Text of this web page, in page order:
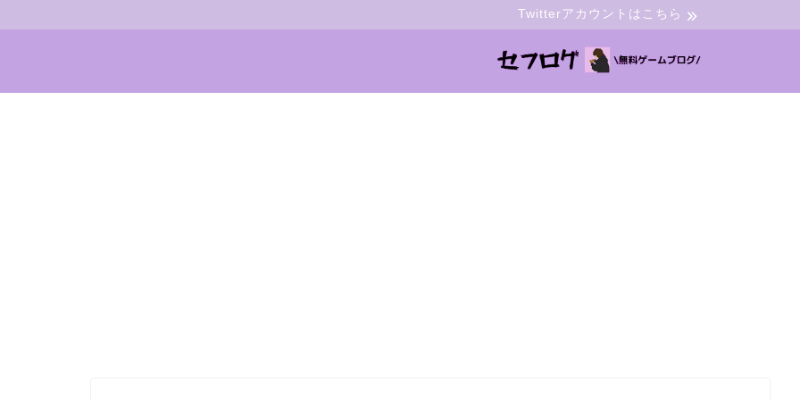
Twitterアカウントはこちら